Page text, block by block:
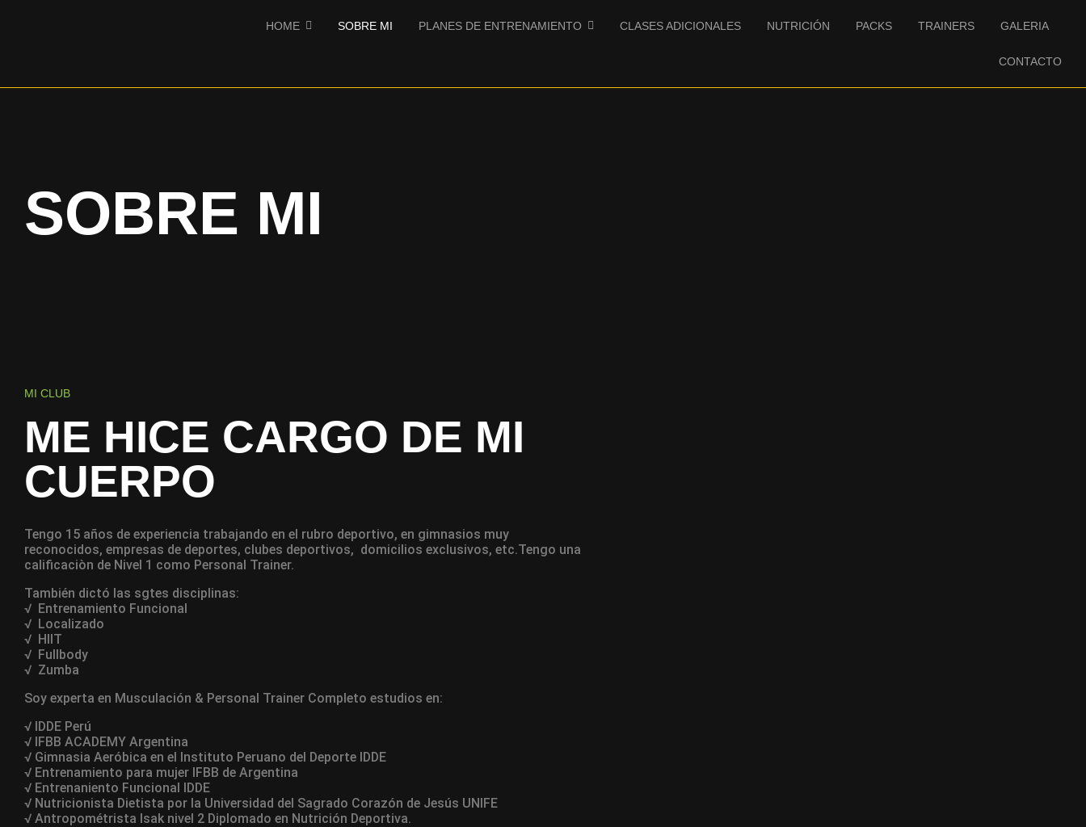
HOME SOBRE MI PLANES DE ENTRENAMIENTO CLASES ADICIONALES NUTRICIÓN PACKS TRAINERS GALERIA
CONTACTO
SOBRE MI
MI CLUB
ME HICE CARGO DE MI
CUERPO
Tengo 15 años de experiencia trabajando en el rubro deportivo, en gimnasios muy
reconocidos, empresas de deportes, clubes deportivos, domicilios exclusivos, etc.Tengo una
calificaciòn de Nivel 1 como Personal Trainer.
También dictó las sgtes disciplinas:
√ Entrenamiento Funcional
√ Localizado
√ HIIT
√ Fullbody
√ Zumba
Soy experta en Musculación & Personal Trainer Completo estudios en:
√ IDDE Perú
√ IFBB ACADEMY Argentina
√ Gimnasia Aeróbica en el Instituto Peruano del Deporte IDDE
√ Entrenamiento para mujer IFBB de Argentina
√ Entrenaniento Funcional IDDE
√ Nutricionista Dietista por la Universidad del Sagrado Corazón de Jesús UNIFE
√ Antropométrista Isak nivel 2 Diplomado en Nutrición Deportiva.